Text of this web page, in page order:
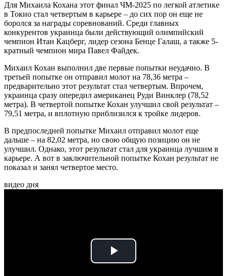
Для Михаила Кохана этот финал ЧМ-2025 по легкой атлетике
в Токио стал четвертым в карьере – до сих пор он еще не
боролся за награды соревнований. Среди главных
конкурентов украинца были действующий олимпийский
чемпион Итан Кацберг, лидер сезона Бенце Галаш, а также 5-
кратный чемпион мира Павел Файдек.
Михаил Кохан выполнил две первые попытки неудачно. В
третьей попытке он отправил молот на 78,36 метра –
предварительно этот результат стал четвертым. Впрочем,
украинца сразу опередил американец Руди Винклер (78,52
метра). В четвертой попытке Кохан улучшил свой результат –
79,51 метра, и вплотную приблизился к тройке лидеров.
В предпоследней попытке Михаил отправил молот еще
дальше – на 82,02 метра, но свою общую позицию он не
улучшил. Однако, этот результат стал для украинца лучшим в
карьере. А вот в заключительной попытке Кохан результат не
показал и занял четвертое место.
видео дня
Play